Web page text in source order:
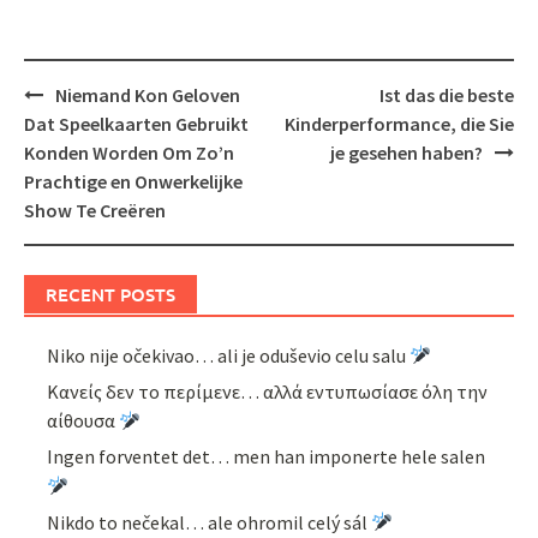
Post
navigation
Niemand Kon Geloven
Dat Speelkaarten Gebruikt
Konden Worden Om Zo’n
Prachtige en Onwerkelijke
Show Te Creëren
Ist das die beste
Kinderperformance, die Sie
je gesehen haben?
RECENT POSTS
Niko nije očekivao… ali je oduševio celu salu
Κανείς δεν το περίμενε… αλλά εντυπωσίασε όλη την
αίθουσα
Ingen forventet det… men han imponerte hele salen
Nikdo to nečekal… ale ohromil celý sál